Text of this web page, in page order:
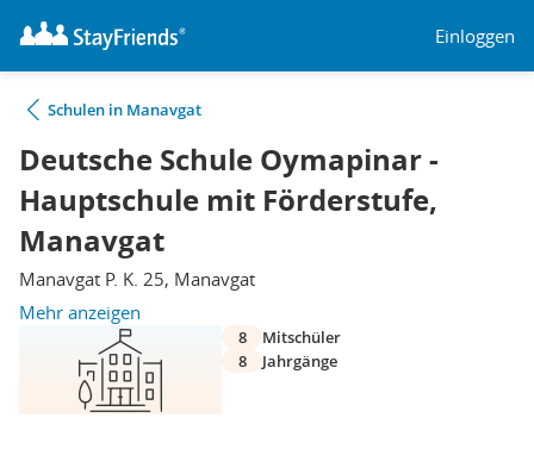
Einloggen
Schulen in Manavgat
Deutsche Schule Oymapinar -
Hauptschule mit Förderstufe,
Manavgat
Manavgat P. K. 25, Manavgat
Mehr anzeigen
8
Mitschüler
8
Jahrgänge